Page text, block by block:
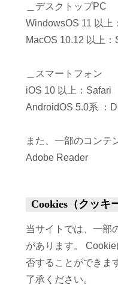
＿デスクトップPC
WindowsOS 11 以上
MacOS 10.12 以上
＿スマートフォン
iOS 10 以上：Safari
AndroidOS 5.0系 ：
また、一部のコンテ
Adobe Reader
Cookies（クッキ
当サイトでは、一部
があります。
否することができま
了承ください。